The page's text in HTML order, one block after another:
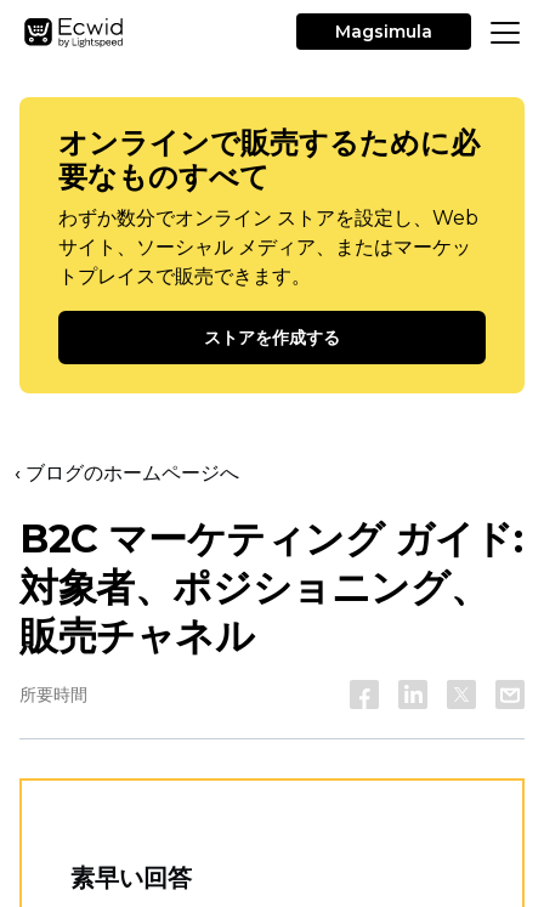
Magsimula
オンラインで販売するために必
要なものすべて
わずか数分でオンライン ストアを設定し、Web
サイト、ソーシャル メディア、またはマーケッ
トプレイスで販売できます。
ストアを作成する
‹ ブログのホームページへ
B2C マーケティング ガイド:
対象者、ポジショニング、
販売チャネル
所要時間
素早い回答